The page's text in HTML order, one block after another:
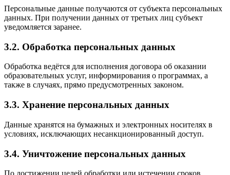
Персональные данные получаются от субъекта персональных
данных. При получении данных от третьих лиц субъект
уведомляется заранее.
3.2. Обработка персональных данных
Обработка ведётся для исполнения договора об оказании
образовательных услуг, информирования о программах, а
также в случаях, прямо предусмотренных законом.
3.3. Хранение персональных данных
Данные хранятся на бумажных и электронных носителях в
условиях, исключающих несанкционированный доступ.
3.4. Уничтожение персональных данных